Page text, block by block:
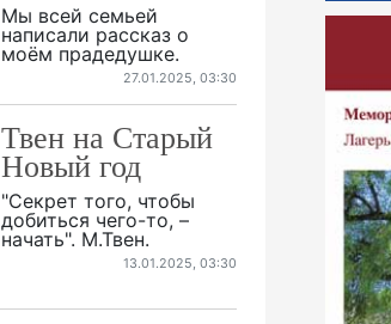
Мы всей семьей
написали рассказ о
моём прадедушке.
27.01.2025, 03:30
Твен на Старый
Новый год
"Секрет того, чтобы
добиться чего-то, –
начать". М.Твен.
13.01.2025, 03:30